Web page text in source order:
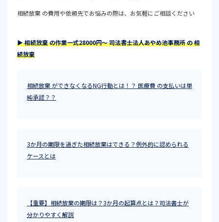
相続放棄 の費用や依頼先でお悩みの際は、お気軽にご相談ください
▶ 相続放棄 の作業一式28000円～ 司法書士法人あやめ池事務所 の 相
続放棄
相続放棄 ができなくなるNG行動とは！？ 医療費 の支払いは単
純承認？？
3か月の期限を過ぎた相続放棄はできる？例外的に認められる
ケースとは
【重要】相続放棄の期限は？3か月の起算点とは？司法書士が
分かりやすく解説